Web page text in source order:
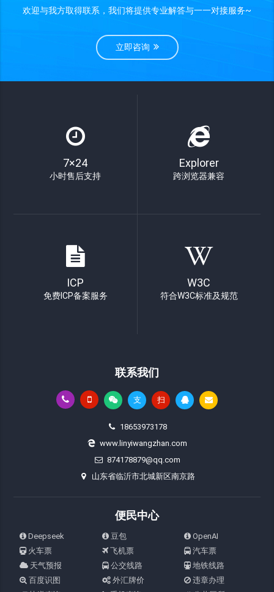
欢迎与我方取得联系，我们将提供专业解答与一一对接服务~
立即咨询
7×24
小时售后支持
Explorer
跨浏览器兼容
ICP
免费ICP备案服务
W3C
符合W3C标准及规范
联系我们
支 扫
18653973178
www.linyiwangzhan.com
874178879@qq.com
山东省临沂市北城新区南京路
便民中心
Deepseek 豆包
OpenAI
火车票
飞机票
汽车票
天气预报
公交线路
地铁线路
百度识图
外汇牌价
违章办理